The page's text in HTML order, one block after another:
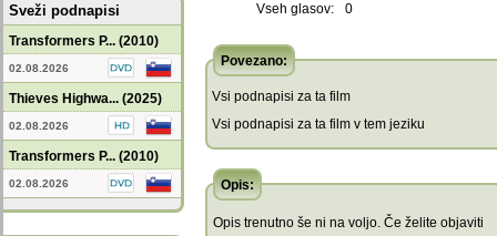
Sveži podnapisi
Transformers P... (2010)
02.08.2026
Thieves Highwa... (2025)
02.08.2026
Transformers P... (2010)
02.08.2026
Vseh glasov: 0
Povezano:
Vsi podnapisi za ta film
Vsi podnapisi za ta film v tem jeziku
Opis:
Opis trenutno še ni na voljo. Če želite objaviti